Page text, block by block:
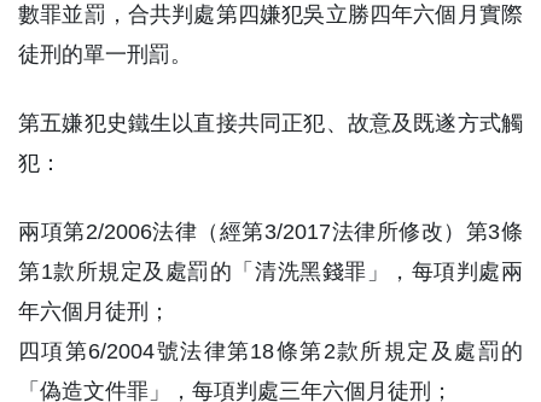
數罪並罰，合共判處第四嫌犯吳立勝四年六個月實際
徒刑的單一刑罰。
第五嫌犯史鐵生以直接共同正犯、故意及既遂方式觸
犯：
兩項第2/2006法律（經第3/2017法律所修改）第3條
第1款所規定及處罰的「清洗黑錢罪」，每項判處兩
年六個月徒刑；
四項第6/2004號法律第18條第2款所規定及處罰的
「偽造文件罪」，每項判處三年六個月徒刑；